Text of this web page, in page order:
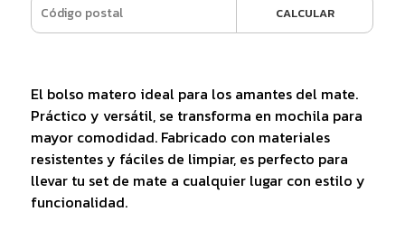
CALCULAR
El bolso matero ideal para los amantes del mate.
Práctico y versátil, se transforma en mochila para
mayor comodidad. Fabricado con materiales
resistentes y fáciles de limpiar, es perfecto para
llevar tu set de mate a cualquier lugar con estilo y
funcionalidad.